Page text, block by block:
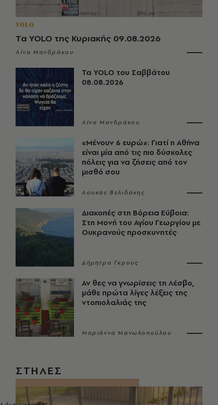
YOLO
Τα YOLO της Κυριακής 09.08.2026
Λίνα Μανδράκου
Τα YOLO του Σαββάτου
08.08.2026
Λίνα Μανδράκου
«Μένουν 6 ευρώ»: Γιατί η Αθήνα
είναι μία από τις πιο δύσκολες
πόλεις για να ζήσεις από τον
μισθό σου
Λουκάς Βελιδάκης
Διακοπές στη Βόρεια Εύβοια:
Στη Μονή του Αγίου Γεωργίου με
Ουκρανούς προσκυνητές
Δήμητρα Γκρους
Αν θες να γνωρίσεις τη Λέσβο,
μάθε πρώτα λίγες λέξεις της
ντοπιολαλιάς της
Μαριάννα Μανωλοπούλου
ΣΤΗΛΕΣ